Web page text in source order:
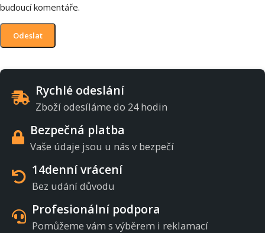
budoucí komentáře.
Rychlé odeslání
Zboží odesíláme do 24 hodin
Bezpečná platba
Vaše údaje jsou u nás v bezpečí
14denní vrácení
Bez udání důvodu
Profesionální podpora
Pomůžeme vám s výběrem i reklamací